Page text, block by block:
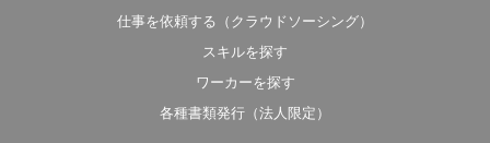
仕事を依頼する（クラウドソーシング）
スキルを探す
ワーカーを探す
各種書類発行（法人限定）